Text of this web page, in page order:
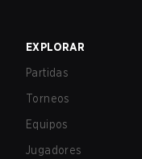
EXPLORAR
Partidas
Torneos
Equipos
Jugadores